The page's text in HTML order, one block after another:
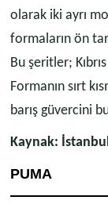
olarak iki ayrı
formaların ön
Bu şeritler;
Formanın sırt
barış güvercini
Kaynak:
PUMA